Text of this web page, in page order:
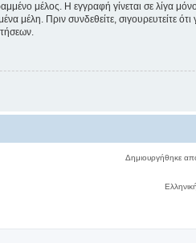
μέλος. Η εγγραφή γίνεται σε λίγα
μέλη. Πριν συνδεθείτε, σιγουρευτείτε
Δημιουργήθηκε